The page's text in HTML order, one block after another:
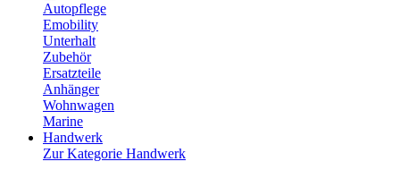
Autopflege
Emobility
Unterhalt
Zubehör
Ersatzteile
Anhänger
Wohnwagen
Marine
Handwerk
Zur Kategorie Handwerk